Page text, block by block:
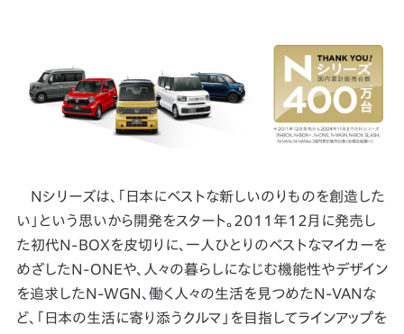
Nシリーズは、「日本にベストな新しいのりものを創造した
い」という思いから開発をスタート。2011年12月に発売し
た初代N-BOXを皮切りに、一人ひとりのベストなマイカーを
めざしたN-ONEや、人々の暮らしになじむ機能性やデザイン
を追求したN-WGN、働く人々の生活を見つめたN-VANな
ど、「日本の生活に寄り添うクルマ」を目指してラインアップを